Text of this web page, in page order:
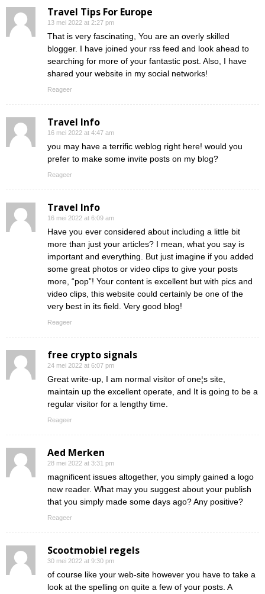
Travel Tips For Europe
13 mei 2022 at 2:27 pm
That is very fascinating, You are an overly skilled
blogger. I have joined your rss feed and look ahead to
searching for more of your fantastic post. Also, I have
shared your website in my social networks!
Reageer
Travel Info
16 mei 2022 at 4:47 am
you may have a terrific weblog right here! would you
prefer to make some invite posts on my blog?
Reageer
Travel Info
16 mei 2022 at 6:09 am
Have you ever considered about including a little bit
more than just your articles? I mean, what you say is
important and everything. But just imagine if you added
some great photos or video clips to give your posts
more, “pop”! Your content is excellent but with pics and
video clips, this website could certainly be one of the
very best in its field. Very good blog!
Reageer
free crypto signals
24 mei 2022 at 6:07 pm
Great write-up, I am normal visitor of one¦s site,
maintain up the excellent operate, and It is going to be a
regular visitor for a lengthy time.
Reageer
Aed Merken
28 mei 2022 at 3:31 pm
magnificent issues altogether, you simply gained a logo
new reader. What may you suggest about your publish
that you simply made some days ago? Any positive?
Reageer
Scootmobiel regels
30 mei 2022 at 9:30 pm
of course like your web-site however you have to take a
look at the spelling on quite a few of your posts. A